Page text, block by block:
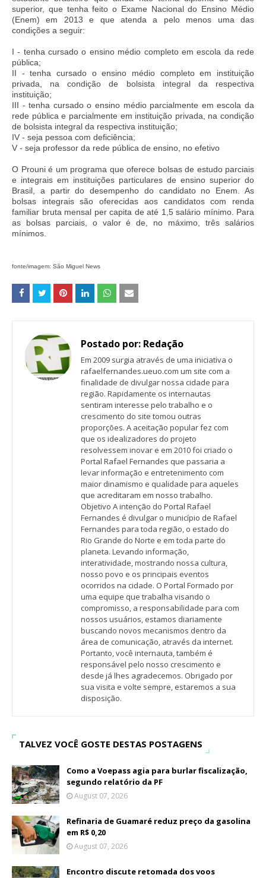
superior, que tenha feito o Exame Nacional do Ensino Médio
(Enem) em 2013 e que atenda a pelo menos uma das
condições a seguir:
I - tenha cursado o ensino médio completo em escola da rede
pública;
II - tenha cursado o ensino médio completo em instituição
privada, na condição de bolsista integral da respectiva
instituição;
III - tenha cursado o ensino médio parcialmente em escola da
rede pública e parcialmente em instituição privada, na condição
de bolsista integral da respectiva instituição;
IV - seja pessoa com deficiência;
V - seja professor da rede pública de ensino, no efetivo
O Prounié um programa que oferece bolsas de estudo parciais
e integrais em instituições particulares de ensino superior do
Brasil, a partir do desempenho do candidato no Enem. As
bolsas integrais são oferecidas aos candidatos com renda
familiar bruta mensal per capita de até 1,5 salário mínimo. Para
as bolsas parciais, o valor é de, no máximo, três salários
mínimos.
fonte/imagem: São Miguel News
Postado por: Redação
Em 2009 surgia através de uma iniciativa o
rafaelfernandes.ueuo.com um site com a
finalidade de divulgar nossa cidade para
região. Rapidamente os internautas
sentiram interesse pelo trabalho e o
crescimento do site tomou outras
proporções. A aceitação popular fez com
que os idealizadores do projeto
resolvessem inovar e em 2010 foi criado o
Portal Rafael Fernandes que passaria a
levar informação e entretenimento com
maior dinamismo e qualidade para aqueles
que acreditaram em nosso trabalho.
Objetivo A intenção do Portal Rafael
Fernandes é divulgar o município de Rafael
Fernandes para toda região, o estado do
Rio Grande do Norte e em toda parte do
planeta. Levando informação,
interatividade, mostrando nossa cultura,
nosso povo e os principais eventos
ocorridos na cidade. O Portal Formado por
uma equipe que trabalha visando o
compromisso, a responsabilidade para com
nossos usuários, estamos diariamente
buscando novos mecanismos dentro da
área de comunicação, através da internet.
Portanto, você internauta, também é
responsável pelo nosso crescimento e
desde já lhes agradecemos. Obrigado por
sua visita e volte sempre, estaremos a sua
disposição.
TALVEZ VOCÊ GOSTE DESTAS POSTAGENS
Como a Voepass agia para burlar fiscalização,
segundo relatório da PF
August 07, 2026
Refinaria de Guamaré reduz preço da gasolina
em R$ 0,20
August 07, 2026
Encontro discute retomada dos voos